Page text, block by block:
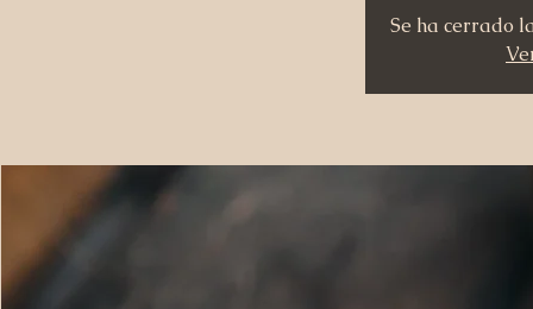
Se ha cerrado